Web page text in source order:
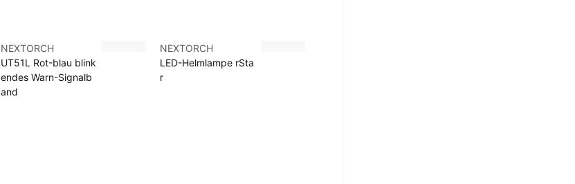
NEXTORCH
UT51L Rot-blau blink
endes Warn-Signalb
and
NEXTORCH
LED-Helmlampe rSta
r